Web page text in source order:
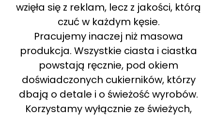
wzięła się z reklam, lecz z jakości, którą
czuć w każdym kęsie.
Pracujemy inaczej niż masowa
produkcja. Wszystkie ciasta i ciastka
powstają ręcznie, pod okiem
doświadczonych cukierników, którzy
dbają o detale i o świeżość wyrobów.
Korzystamy wyłącznie ze świeżych,